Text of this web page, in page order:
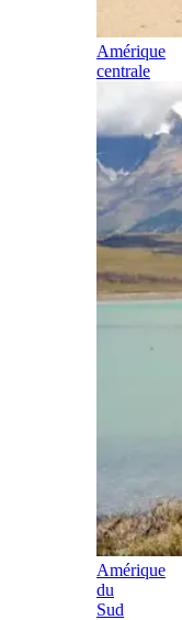
Amérique
centrale
Amérique
du
Sud